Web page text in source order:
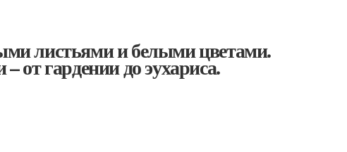
листьями и белыми цветами.
от гардении до эухариса.